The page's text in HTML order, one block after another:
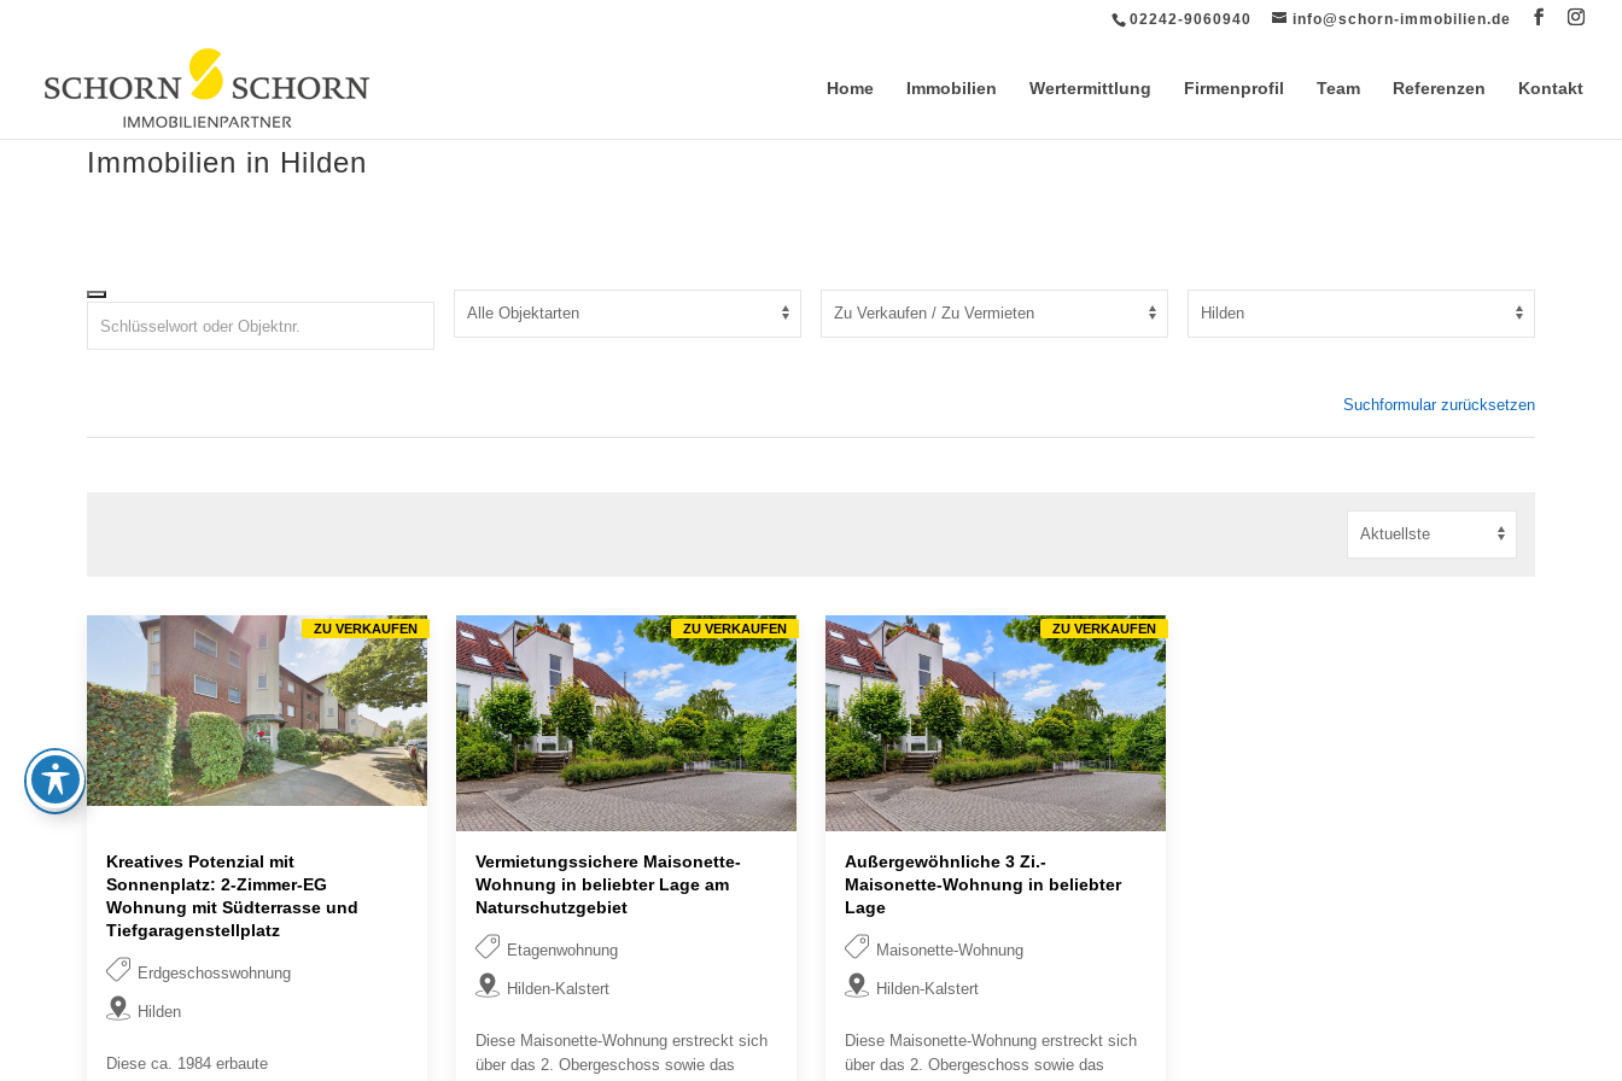
02242-9060940 info@schorn-immobilien.de
Home Immobilien Wertermittlung Firmenprofil Team Referenzen Kontakt
Immobilien in Hilden
Suchformular zurücksetzen
Kreatives Potenzial mit
Sonnenplatz: 2-Zimmer-EG
Wohnung mit Südterrasse und
Tiefgaragenstellplatz
Erdgeschosswohnung
Hilden
Diese ca. 1984 erbaute
ZU VERKAUFEN
Vermietungssichere Maisonette-
Wohnung in beliebter Lage am
Naturschutzgebiet
Etagenwohnung
Hilden-Kalstert
Diese Maisonette-Wohnung erstreckt sich
über das 2. Obergeschoss sowie das
ZU VERKAUFEN
Außergewöhnliche 3 Zi.-
Maisonette-Wohnung in beliebter
Lage
Maisonette-Wohnung
Hilden-Kalstert
Diese Maisonette-Wohnung erstreckt sich
über das 2. Obergeschoss sowie das
ZU VERKAUFEN